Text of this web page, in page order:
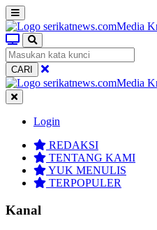
CARI
Login
REDAKSI
TENTANG KAMI
YUK MENULIS
TERPOPULER
Kanal